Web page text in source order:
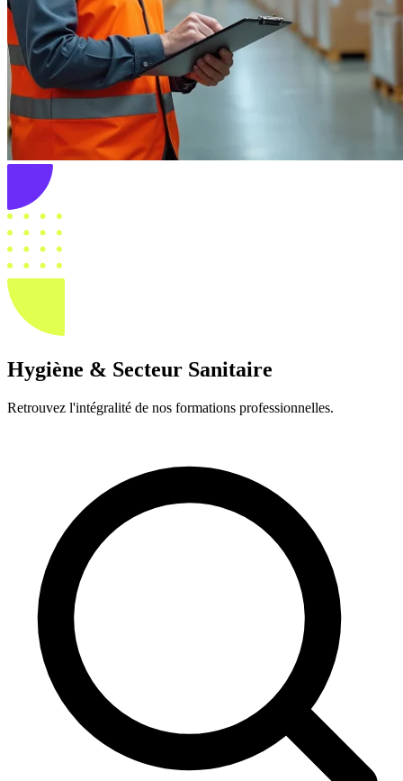
Hygiène & Secteur Sanitaire
Retrouvez l'intégralité de nos formations professionnelles.